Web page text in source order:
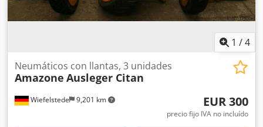
1 /4
Wiefelstede 9,201 km
Neumáticos con llantas, 3 unidades
Amazone Ausleger Citan
EUR 300
precio fijo IVA no incluído